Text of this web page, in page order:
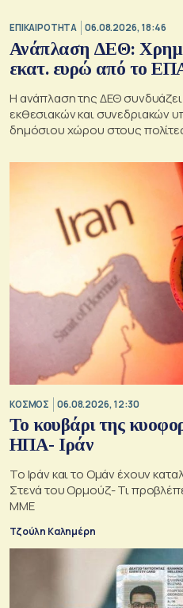
ΕΠΙΚΑΙΡΟΤΗΤΑ 06.08.2026, 18:46
Ανάπλαση ΔΕΘ:
εκατ. ευρώ από το
Η ανάπλαση της ΔΕΘ
εκθεσιακών και συνεδριακών
δημόσιου χώρου στους
ΚΟΣΜΟΣ 06.08.2026, 12:30
Το κουβάρι της
ΗΠΑ- Ιράν
Το Ιράν και το Ομάν έχουν
Στενά του Ορμούζ- Τι προβλέπεται σύμφωνα με τα Διεθνή
ΜΜΕ
Τζούλη Καλημέρη